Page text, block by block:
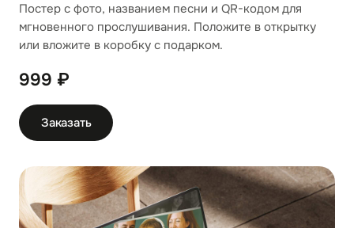
Постер с фото, названием песни и QR-кодом для
мгновенного прослушивания. Положите в открытку
или вложите в коробку с подарком.
999 ₽
Заказать